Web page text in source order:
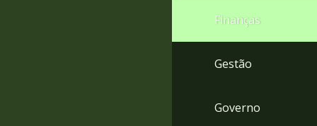
Finanças
Gestão
Governo